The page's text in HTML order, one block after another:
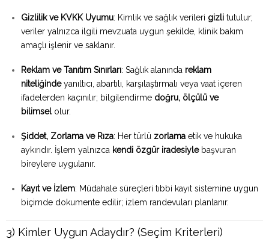
Gizlilik ve KVKK Uyumu: Kimlik ve sağlık verileri gizli tutulur;
veriler yalnızca ilgili mevzuata uygun şekilde, klinik bakım
amaçlı işlenir ve saklanır.
Reklam ve Tanıtım Sınırları: Sağlık alanında reklam
niteliğindeyanıltıcı, abartılı, karşılaştırmalı veya vaat içeren
ifadelerden kaçınılır; bilgilendirme doğru, ölçülü ve
bilimselolur.
Şiddet, Zorlama ve Rıza: Her türlü zorlama etik ve hukuka
aykırıdır. İşlem yalnızca kendi özgür iradesiylebaşvuran
bireylere uygulanır.
Kayıt ve İzlem: Müdahale süreçleri tıbbi kayıt sistemine uygun
biçimde dokumente edilir; izlem randevuları planlanır.
3) Kimler Uygun Adaydır? (Seçim Kriterleri)